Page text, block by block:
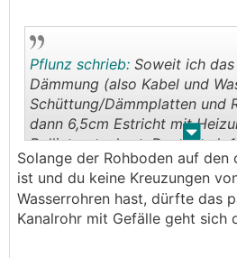
. .
Pflunz schrieb: Soweit ich
Dämmung (also Kabel und
Schüttung/Dämmplatten und
dann 6,5cm Estricht mit
Rolljet getackert. Dann noch
Solange der Rohboden auf
ist und du keine Kreuzungen
Wasserrohren hast, dürfte das
Kanalrohr mit Gefälle geht sich